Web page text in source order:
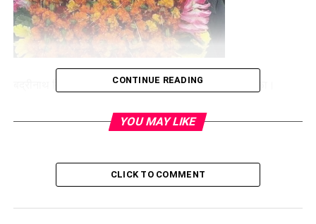
बद्रीनाथ विधायक राजेंद्र भंडारी ने कांग्रेस पार्टी से दिया इस्तीफा।
प्रदेश अध्यक्ष करण माहरा को सौप अपना इस्तीफा।
CONTINUE READING
YOU MAY LIKE
CLICK TO COMMENT